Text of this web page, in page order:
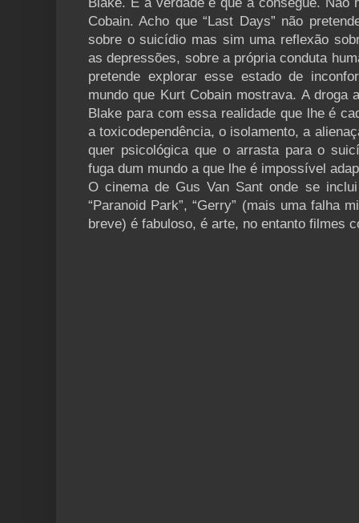
Cobain. Acho que “Last Days” não
sobre o suicídio mas sim uma reflexão
as depressões, sobre a própria conduta
pretende explorar esse estado de
mundo que Kurt Cobain mostrava. A droga
Blake para com essa realidade que lhe é
a toxicodependência, o isolamento, a
quer psicológica que o arrasta para o
fuga dum mundo a que lhe é impossível
O cinema de Gus Van Sant onde se inclui
“Paranoid Park”, “Gerry” (mais uma falha
breve) é fabuloso, é arte, no entanto filmes